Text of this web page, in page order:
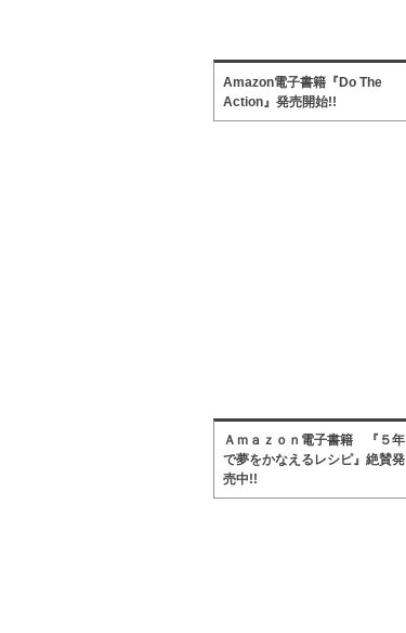
Amazon電子書籍『Do The
Action』発売開始!!
Ａｍａｚｏｎ電子書籍 『５年
で夢をかなえるレシピ』絶賛発
売中!!